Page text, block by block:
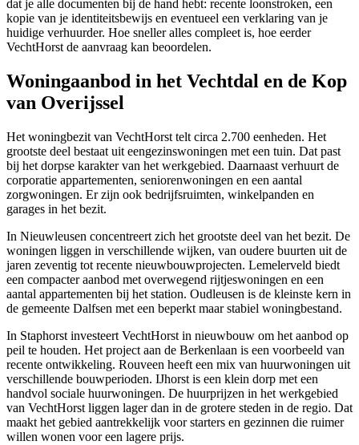
dat je alle documenten bij de hand hebt: recente loonstroken, een
kopie van je identiteitsbewijs en eventueel een verklaring van je
huidige verhuurder. Hoe sneller alles compleet is, hoe eerder
VechtHorst de aanvraag kan beoordelen.
Woningaanbod in het Vechtdal en de Kop
van Overijssel
Het woningbezit van VechtHorst telt circa 2.700 eenheden. Het
grootste deel bestaat uit eengezinswoningen met een tuin. Dat past
bij het dorpse karakter van het werkgebied. Daarnaast verhuurt de
corporatie appartementen, seniorenwoningen en een aantal
zorgwoningen. Er zijn ook bedrijfsruimten, winkelpanden en
garages in het bezit.
In Nieuwleusen concentreert zich het grootste deel van het bezit. De
woningen liggen in verschillende wijken, van oudere buurten uit de
jaren zeventig tot recente nieuwbouwprojecten. Lemelerveld biedt
een compacter aanbod met overwegend rijtjeswoningen en een
aantal appartementen bij het station. Oudleusen is de kleinste kern in
de gemeente Dalfsen met een beperkt maar stabiel woningbestand.
In Staphorst investeert VechtHorst in nieuwbouw om het aanbod op
peil te houden. Het project aan de Berkenlaan is een voorbeeld van
recente ontwikkeling. Rouveen heeft een mix van huurwoningen uit
verschillende bouwperioden. IJhorst is een klein dorp met een
handvol sociale huurwoningen. De huurprijzen in het werkgebied
van VechtHorst liggen lager dan in de grotere steden in de regio. Dat
maakt het gebied aantrekkelijk voor starters en gezinnen die ruimer
willen wonen voor een lagere prijs.